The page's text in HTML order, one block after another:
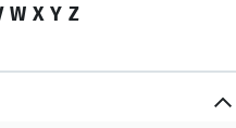
W X Y Z